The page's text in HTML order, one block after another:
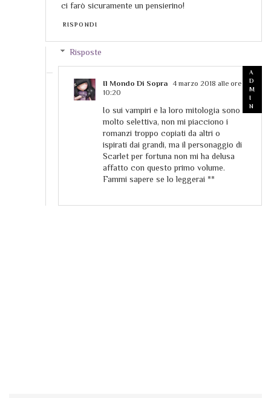
ci farò sicuramente un pensierino!
RISPONDI
Risposte
Il Mondo Di Sopra
4 marzo 2018 alle ore
10:20
Io sui vampiri e la loro mitologia sono
molto selettiva, non mi piacciono i
romanzi troppo copiati da altri o
ispirati dai grandi, ma il personaggio di
Scarlet per fortuna non mi ha delusa
affatto con questo primo volume.
Fammi sapere se lo leggerai **